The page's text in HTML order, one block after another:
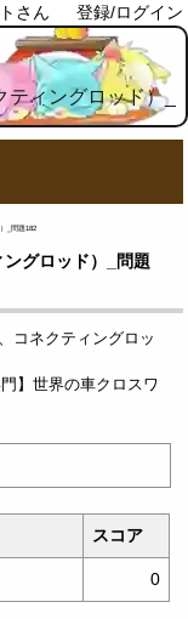
さん 登録/ログイン
ィングロッド）_
_問題182
グロッド）_問題
コネクティングロッ
】世界の車クロスワ
スコア
0